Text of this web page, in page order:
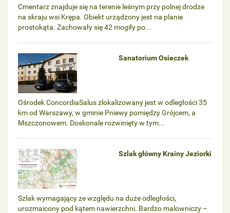
Cmentarz znajduje się na terenie leśnym przy polnej drodze
na skraju wsi Krępa. Obiekt urządzony jest na planie
prostokąta. Zachowały się 42 mogiły po...
Sanatorium Osieczek
Ośrodek ConcordiaSalus zlokalizowany jest w odległości 35
km od Warszawy, w gminie Pniewy pomiędzy Grójcem, a
Mszczonowem. Doskonale rozwinięty w tym...
Szlak główny Krainy Jeziorki
Szlak wymagający ze względu na duże odległości,
urozmaicony pod kątem nawierzchni. Bardzo malowniczy –